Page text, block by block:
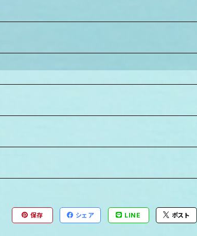
保存 シェア LINE ポスト